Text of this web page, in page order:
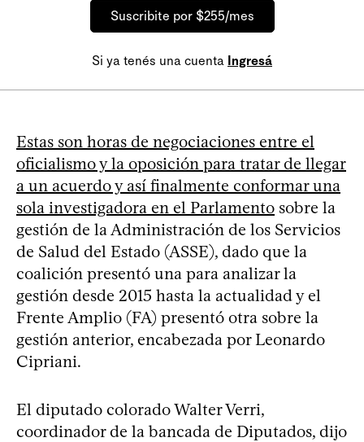
Suscribite por $255/mes
Si ya tenés una cuenta Ingresá
Estas son horas de negociaciones entre el
oficialismo y la oposición para tratar de llegar
a un acuerdo y así finalmente conformar una
sola investigadora en el Parlamento sobre la
gestión de la Administración de los Servicios
de Salud del Estado (ASSE), dado que la
coalición presentó una para analizar la
gestión desde 2015 hasta la actualidad y el
Frente Amplio (FA) presentó otra sobre la
gestión anterior, encabezada por Leonardo
Cipriani.
El diputado colorado Walter Verri,
coordinador de la bancada de Diputados, dijo